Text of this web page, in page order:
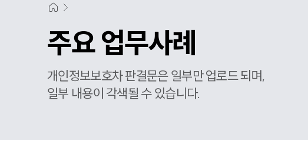
주요 업무사례
개인정보보호차 판결문은 일부만 업로드 되며,
일부 내용이 각색될 수 있습니다.